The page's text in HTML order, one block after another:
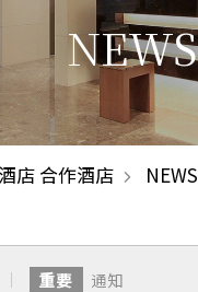
NEWS
店 合作酒店 NEWS
重要 通知